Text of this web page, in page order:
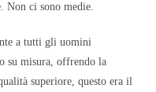
Non ci sono medie.
a tutti gli uomini
su misura, offrendo la
superiore, questo era il